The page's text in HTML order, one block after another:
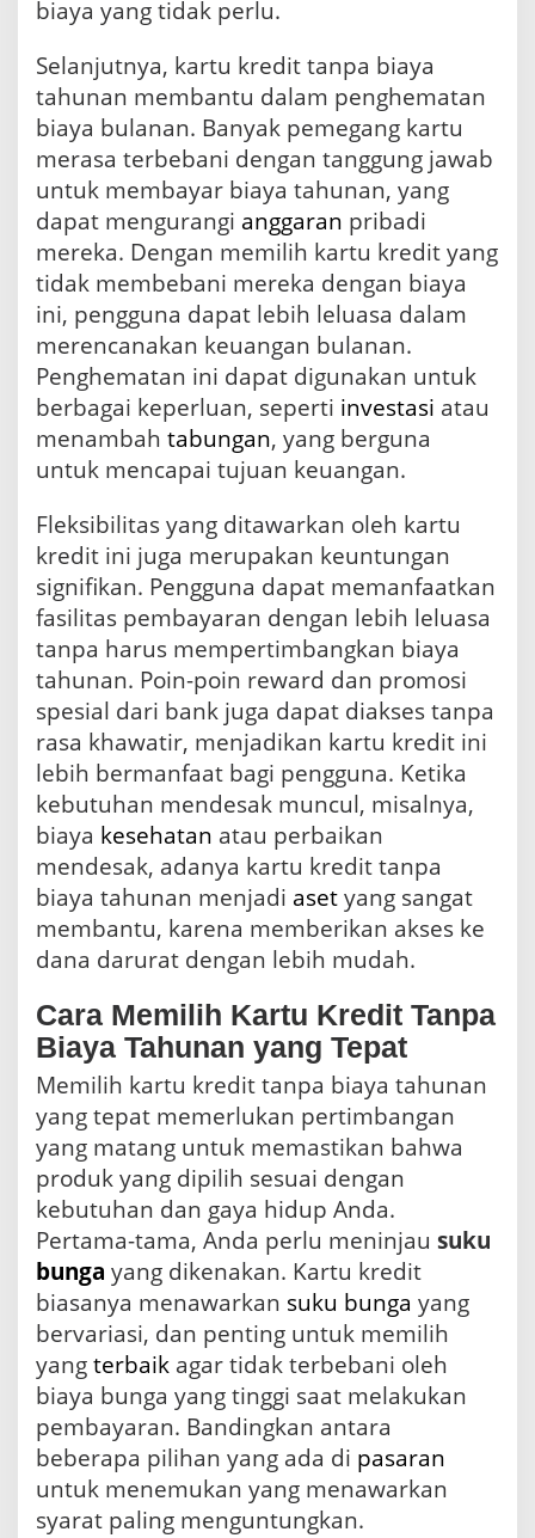
biaya yang tidak perlu.
Selanjutnya, kartu kredit tanpa biaya
tahunan membantu dalam penghematan
biaya bulanan. Banyak pemegang kartu
merasa terbebani dengan tanggung jawab
untuk membayar biaya tahunan, yang
dapat mengurangi anggaran pribadi
mereka. Dengan memilih kartu kredit yang
tidak membebani mereka dengan biaya
ini, pengguna dapat lebih leluasa dalam
merencanakan keuangan bulanan.
Penghematan ini dapat digunakan untuk
berbagai keperluan, seperti investasi atau
menambah tabungan, yang berguna
untuk mencapai tujuan keuangan.
Fleksibilitas yang ditawarkan oleh kartu
kredit ini juga merupakan keuntungan
signifikan. Pengguna dapat memanfaatkan
fasilitas pembayaran dengan lebih leluasa
tanpa harus mempertimbangkan biaya
tahunan. Poin-poin reward dan promosi
spesial dari bank juga dapat diakses tanpa
rasa khawatir, menjadikan kartu kredit ini
lebih bermanfaat bagi pengguna. Ketika
kebutuhan mendesak muncul, misalnya,
biaya kesehatan atau perbaikan
mendesak, adanya kartu kredit tanpa
biaya tahunan menjadi asetyang sangat
membantu, karena memberikan akses ke
dana darurat dengan lebih mudah.
Cara Memilih Kartu Kredit Tanpa
Biaya Tahunan yang Tepat
Memilih kartu kredit tanpa biaya tahunan
yang tepat memerlukan pertimbangan
yang matang untuk memastikan bahwa
produk yang dipilih sesuai dengan
kebutuhan dan gaya hidup Anda.
Pertama-tama, Anda perlu meninjau suku
bunga yang dikenakan. Kartu kredit
biasanya menawarkan suku bunga yang
bervariasi, dan penting untuk memilih
yangterbaik agar tidak terbebani oleh
biaya bunga yang tinggi saat melakukan
pembayaran. Bandingkan antara
beberapa pilihan yang ada di pasaran
untuk menemukan yang menawarkan
syarat paling menguntungkan.